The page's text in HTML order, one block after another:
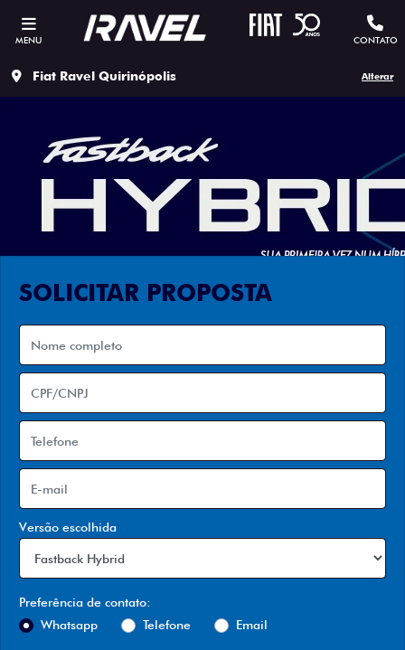
MENU CONTATO
Fiat Ravel Quirinópolis Alterar
SOLICITAR PROPOSTA
Versão escolhida
Preferência de contato:
Whatsapp
Telefone Email